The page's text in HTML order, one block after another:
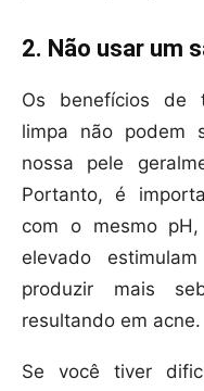
2. Não usar um
Os benefícios de
limpa não podem
nossa pele
Portanto, é
com o mesmo
elevado
produzir mais
resultando em acne.
Se você tiver